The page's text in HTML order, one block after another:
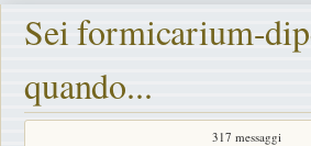
Sei formicarium-
quando...
317 messaggi